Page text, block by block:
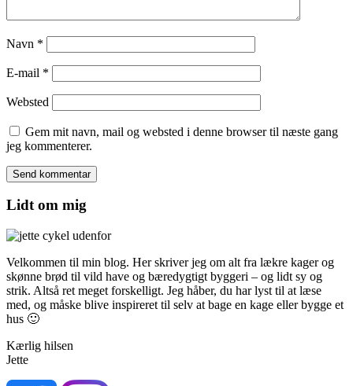
Navn *
E-mail *
Websted
Gem mit navn, mail og websted i denne browser til næste gang
jeg kommenterer.
Lidt om mig
Velkommen til min blog. Her skriver jeg om alt fra lækre kager og
skønne brød til vild have og bæredygtigt byggeri – og lidt sy og
strik. Altså ret meget forskelligt. Jeg håber, du har lyst til at læse
med, og måske blive inspireret til selv at bage en kage eller bygge et
hus 🙂
Kærlig hilsen
Jette